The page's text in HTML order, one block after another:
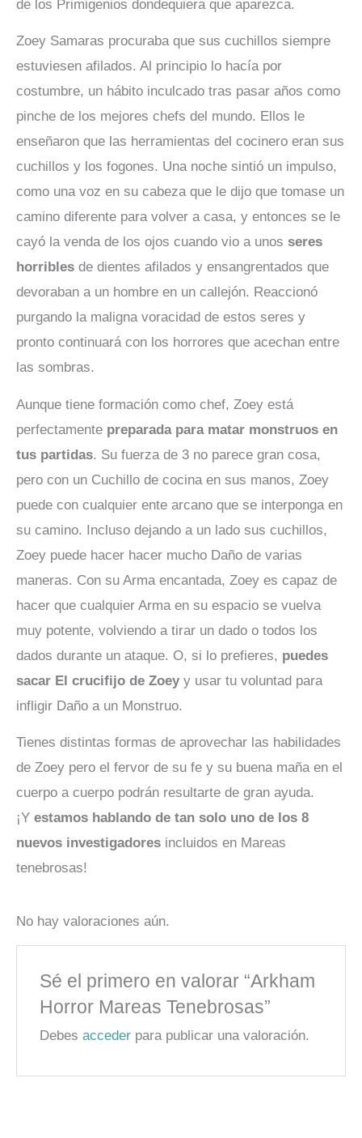
de los Primigenios dondequiera que aparezca.
Zoey Samaras procuraba que sus cuchillos siempre
estuviesen afilados. Al principio lo hacía por
costumbre, un hábito inculcado tras pasar años como
pinche de los mejores chefs del mundo. Ellos le
enseñaron que las herramientas del cocinero eran sus
cuchillos y los fogones. Una noche sintió un impulso,
como una voz en su cabeza que le dijo que tomase un
camino diferente para volver a casa, y entonces se le
cayó la venda de los ojos cuando vio a unos seres
horribles de dientes afilados y ensangrentados que
devoraban a un hombre en un callejón. Reaccionó
purgando la maligna voracidad de estos seres y
pronto continuará con los horrores que acechan entre
las sombras.
Aunque tiene formación como chef, Zoey está
perfectamente preparada para matar monstruos en
tus partidas. Su fuerza de 3 no parece gran cosa,
pero con un Cuchillo de cocina en sus manos, Zoey
puede con cualquier ente arcano que se interponga en
su camino. Incluso dejando a un lado sus cuchillos,
Zoey puede hacer hacer mucho Daño de varias
maneras. Con su Arma encantada, Zoey es capaz de
hacer que cualquier Arma en su espacio se vuelva
muy potente, volviendo a tirar un dado o todos los
dados durante un ataque. O, si lo prefieres, puedes
sacar El crucifijo de Zoey y usar tu voluntad para
infligir Daño a un Monstruo.
Tienes distintas formas de aprovechar las habilidades
de Zoey pero el fervor de su fe y su buena maña en el
cuerpo a cuerpo podrán resultarte de gran ayuda.
¡Y estamos hablando de tan solo uno de los 8
nuevos investigadores incluidos en Mareas
tenebrosas!
No hay valoraciones aún.
Sé el primero en valorar “Arkham
Horror Mareas Tenebrosas”
Debesacceder para publicar una valoración.